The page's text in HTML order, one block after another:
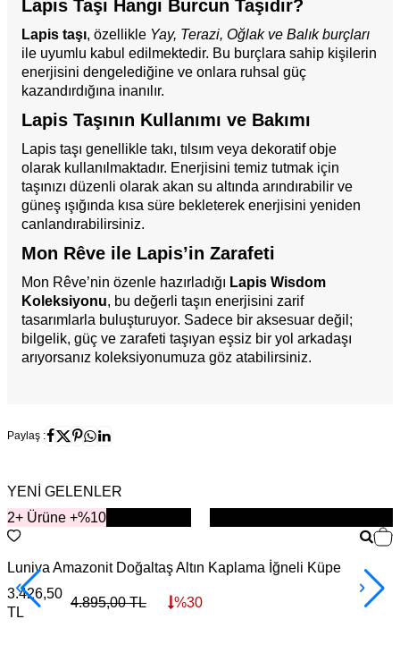
Lapis Taşı Hangi Burcun Taşıdır?
Lapis taşı, özellikle Yay, Terazi, Oğlak ve Balık burçları
ile uyumlu kabul edilmektedir. Bu burçlara sahip kişilerin
enerjisini dengelediğine ve onlara ruhsal güç
kazandırdığına inanılır.
Lapis Taşının Kullanımı ve Bakımı
Lapis taşı genellikle takı, tılsım veya dekoratif obje
olarak kullanılmaktadır. Enerjisini temiz tutmak için
taşınızı düzenli olarak akan su altında arındırabilir ve
güneş ışığında kısa süre bekleterek enerjisini yeniden
canlandırabilirsiniz.
Mon Rêve ile Lapis’in Zarafeti
Mon Rêve’nin özenle hazırladığı Lapis Wisdom
Koleksiyonu, bu değerli taşın enerjisini zarif
tasarımlarla buluşturuyor. Sadece bir aksesuar değil;
bilgelik, güç ve zarafeti taşıyan eşsiz bir yol arkadaşı
arıyorsanız koleksiyonumuza göz atabilirsiniz.
Paylaş :
YENİ GELENLER
2+ Ürüne +%10
YENİ
Luniva Amazonit Doğaltaş Altın Kaplama İğneli Küpe
3.426,50
TL
4.895,00TL %30